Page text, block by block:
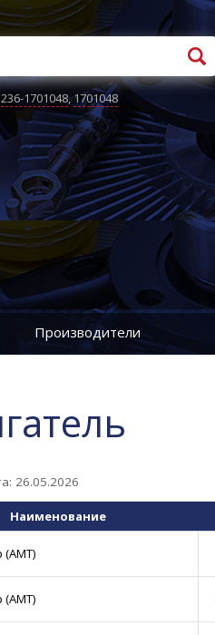
236-1701048,1701048
Производители
26.05.2026
Наименование
(АМТ)
(АМТ)